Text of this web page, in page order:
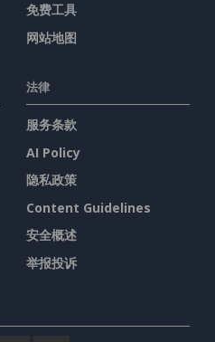
免费工具
网站地图
法律
服务条款
AI Policy
隐私政策
Content Guidelines
安全概述
举报投诉